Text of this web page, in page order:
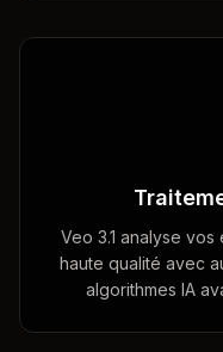
Veo 3.1 analyse
haute qualité avec
algorithmes IA